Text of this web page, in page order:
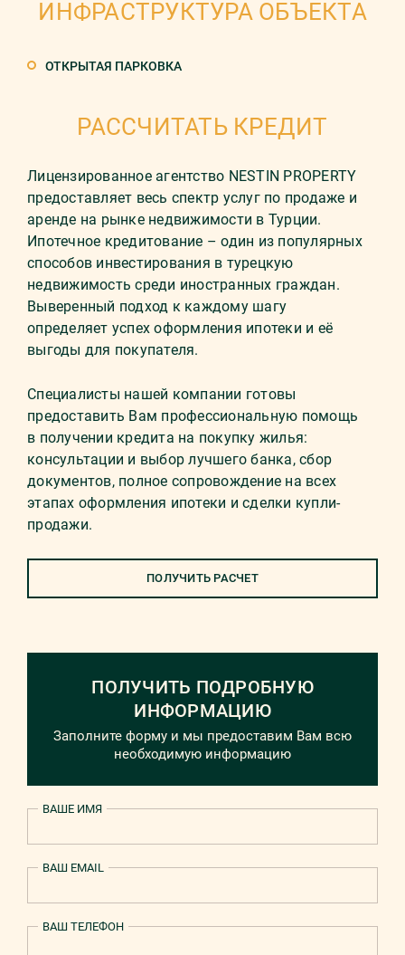
ИНФРАСТРУКТУРА ОБЪЕКТА
ОТКРЫТАЯ ПАРКОВКА
РАССЧИТАТЬ КРЕДИТ
Лицензированное агентство NESTIN PROPERTY
предоставляет весь спектр услуг по продаже и
аренде на рынке недвижимости в Турции.
Ипотечное кредитование – один из популярных
способов инвестирования в турецкую
недвижимость среди иностранных граждан.
Выверенный подход к каждому шагу
определяет успех оформления ипотеки и её
выгоды для покупателя.
Специалисты нашей компании готовы
предоставить Вам профессиональную помощь
в получении кредита на покупку жилья:
консультации и выбор лучшего банка, сбор
документов, полное сопровождение на всех
этапах оформления ипотеки и сделки купли-
продажи.
ПОЛУЧИТЬ РАСЧЕТ
ПОЛУЧИТЬ ПОДРОБНУЮ
ИНФОРМАЦИЮ
Заполните форму и мы предоставим Вам всю
необходимую информацию
ВАШЕ ИМЯ
ВАШ EMAIL
ВАШ ТЕЛЕФОН